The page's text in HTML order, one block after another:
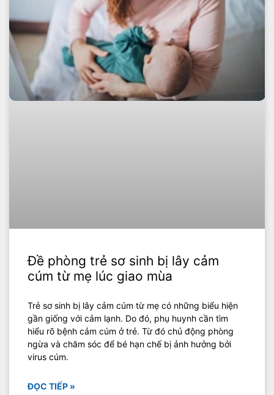
Đề phòng trẻ sơ sinh bị lây cảm
cúm từ mẹ lúc giao mùa
Trẻ sơ sinh bị lây cảm cúm từ mẹ có những biểu hiện
gần giống với cảm lạnh. Do đó, phụ huynh cần tìm
hiểu rõ bệnh cảm cúm ở trẻ. Từ đó chủ động phòng
ngừa và chăm sóc để bé hạn chế bị ảnh hưởng bởi
virus cúm.
ĐỌC TIẾP »